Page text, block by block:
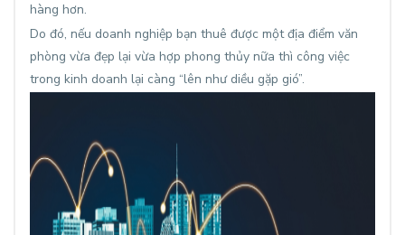
hàng hơn.
Do đó, nếu doanh nghiệp bạn thuê được một địa điểm văn
phòng vừa đẹp lại vừa hợp phong thủy nữa thì công việc
trong kinh doanh lại càng “lên như diều gặp gió”.